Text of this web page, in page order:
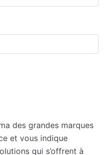
des grandes marques
et vous indique
qui s’offrent à